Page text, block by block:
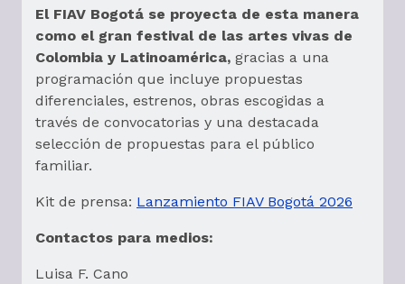
El FIAV Bogotá se proyecta de esta manera
como el gran festival de las artes vivas de
Colombia y Latinoamérica, gracias a una
programación que incluye propuestas
diferenciales, estrenos, obras escogidas a
través de convocatorias y una destacada
selección de propuestas para el público
familiar.
Kit de prensa: Lanzamiento FIAV Bogotá 2026
Contactos para medios:
Luisa F. Cano